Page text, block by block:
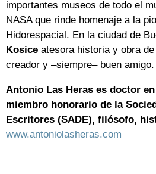
importantes museos de todo el
NASA que rinde homenaje a la
Hidorespacial. En la ciudad de
Kosice atesora historia y obra
creador y –siempre– buen amigo.
Antonio Las Heras es doctor
miembro honorario de la
Escritores (SADE), filósofo,
www.antoniolasheras.com